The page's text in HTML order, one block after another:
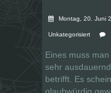
Montag, 20. Juni
Unkategorisiert
Eines muss
sehr
betrifft. Es